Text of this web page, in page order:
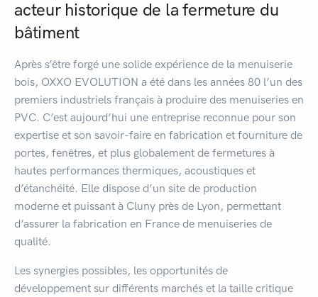
acteur historique de la fermeture du
bâtiment
Après s’être forgé une solide expérience de la menuiserie
bois, OXXO EVOLUTION a été dans les années 80 l’un des
premiers industriels français à produire des menuiseries en
PVC. C’est aujourd’hui une entreprise reconnue pour son
expertise et son savoir-faire en fabrication et fourniture de
portes, fenêtres, et plus globalement de fermetures à
hautes performances thermiques, acoustiques et
d’étanchéité. Elle dispose d’un site de production
moderne et puissant à Cluny près de Lyon, permettant
d’assurer la fabrication en France de menuiseries de
qualité.
Les synergies possibles, les opportunités de
développement sur différents marchés et la taille critique